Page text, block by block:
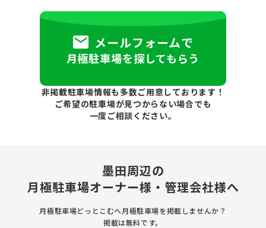
メールフォームで
月極駐車場を探してもらう
非掲載駐車場情報も多数ご用意しております！
ご希望の駐車場が見つからない場合でも
一度ご相談ください。
墨田周辺の
月極駐車場オーナー様・管理会社様へ
月極駐車場どっとこむへ月極駐車場を掲載しませんか？
掲載は無料です。